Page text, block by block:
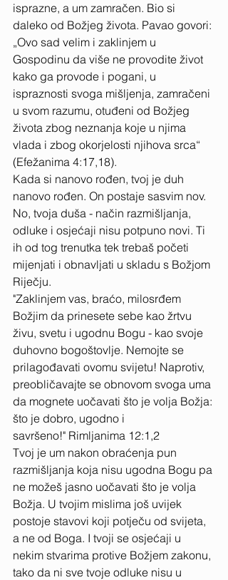
isprazne, a um zamračen. Bio si
daleko od Božjeg života. Pavao govori:
„Ovo sad velim i zaklinjem u
Gospodinu da više ne provodite život
kako ga provode i pogani, u
ispraznosti svoga mišljenja, zamračeni
u svom razumu, otuđeni od Božjeg
života zbog neznanja koje u njima
vlada i zbog okorjelosti njihova srca“
(Efežanima 4:17,18).
Kada si nanovo rođen, tvoj je duh
nanovo rođen. On postaje sasvim nov.
No, tvoja duša - način razmišljanja,
odluke i osjećaji nisu potpuno novi. Ti
ih od tog trenutka tek trebaš početi
mijenjati i obnavljati u skladu s Božjom
Riječju.
"Zaklinjem vas, braćo, milosrđem
Božjim da prinesete sebe kao žrtvu
živu, svetu i ugodnu Bogu - kao svoje
duhovno bogoštovlje. Nemojte se
prilagođavati ovomu svijetu! Naprotiv,
preobličavajte se obnovom svoga uma
da mognete uočavati što je volja Božja:
što je dobro, ugodno i
savršeno!" Rimljanima 12:1,2
Tvoj je um nakon obraćenja pun
razmišljanja koja nisu ugodna Bogu pa
ne možeš jasno uočavati što je volja
Božja. U tvojim mislima još uvijek
postoje stavovi koji potječu od svijeta,
a ne od Boga. I tvoji se osjećaji u
nekim stvarima protive Božjem zakonu,
tako da ni sve tvoje odluke nisu u